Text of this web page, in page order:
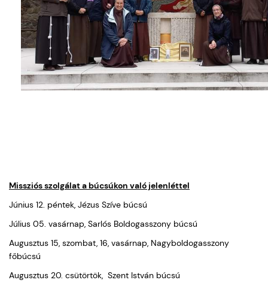
Missziós szolgálat a búcsúkon való jelenléttel
Június 12. péntek, Jézus Szíve búcsú
Július 05. vasárnap, Sarlós Boldogasszony búcsú
Augusztus 15, szombat, 16, vasárnap, Nagyboldogasszony
főbúcsú
Augusztus 20. csütörtök, Szent István búcsú